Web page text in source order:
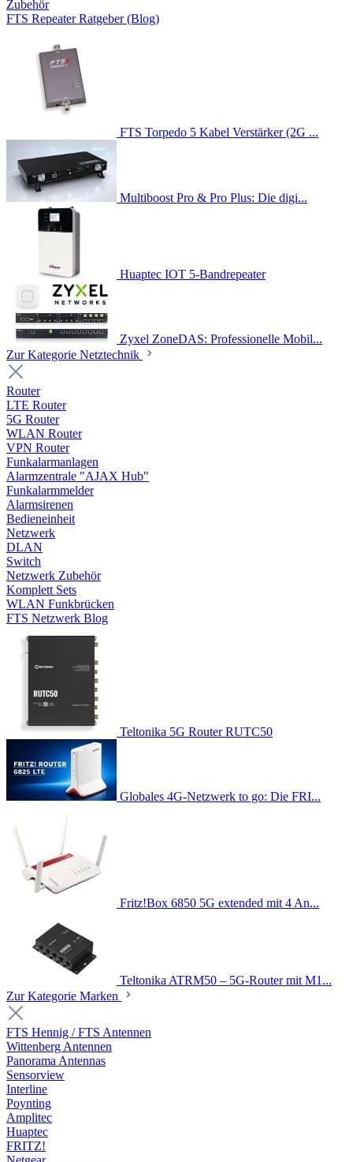
Zubehör
FTS Repeater Ratgeber (Blog)
FTS Torpedo 5 Kabel Verstärker (2G ...
Multiboost Pro & Pro Plus: Die digi...
Huaptec IOT 5-Bandrepeater
Zyxel ZoneDAS: Professionelle Mobil...
Zur Kategorie Netztechnik
Router
LTE Router
5G Router
WLAN Router
VPN Router
Funkalarmanlagen
Alarmzentrale "AJAX Hub"
Funkalarmmelder
Alarmsirenen
Bedieneinheit
Netzwerk
DLAN
Switch
Netzwerk Zubehör
Komplett Sets
WLAN Funkbrücken
FTS Netzwerk Blog
Teltonika 5G Router RUTC50
Globales 4G-Netzwerk to go: Die FRI...
Fritz!Box 6850 5G extended mit 4 An...
Teltonika ATRM50 – 5G-Router mit M1...
Zur Kategorie Marken
FTS Hennig / FTS Antennen
Wittenberg Antennen
Panorama Antennas
Sensorview
Interline
Poynting
Amplitec
Huaptec
FRITZ!